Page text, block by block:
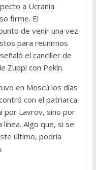
a Ucrania
firme. El
de venir una vez
para reunirnos
el canciller de
Zuppi con Pekín.
en Moscú los días
con el patriarca
por Lavrov, sino por
Algo que, si se
último, podría